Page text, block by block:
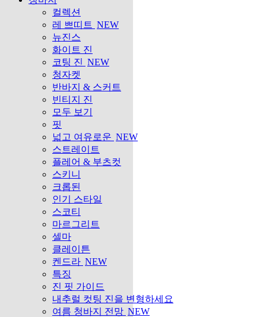
컬렉션
레 쁘띠트 NEW
뉴진스
화이트 진
코팅 진 NEW
청자켓
반바지 & 스커트
빈티지 진
모두 보기
핏
넓고 여유로운 NEW
스트레이트
플레어 & 부츠컷
스키니
크롭된
인기 스타일
스코티
마르그리트
셀마
클레이튼
켄드라 NEW
특징
진 핏 가이드
내추럴 컷팅 진을 변형하세요
여름 청바지 전망 NEW